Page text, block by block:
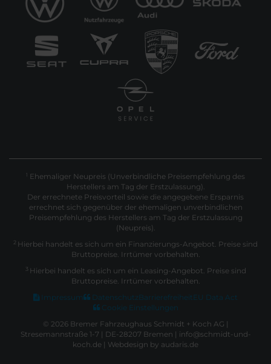
1 Ehemaliger Neupreis (Unverbindliche Preisempfehlung des
Herstellers am Tag der Erstzulassung).
Der errechnete Preisvorteil sowie die angegebene Ersparnis
errechnet sich gegenüber der ehemaligen unverbindlichen
Preisempfehlung des Herstellers am Tag der Erstzulassung
(Neupreis).
2 Hierbei handelt es sich um ein Finanzierungs-Angebot. Preise sind
Bruttopreise. Irrtümer vorbehalten.
3 Hierbei handelt es sich um ein Leasing-Angebot. Preise sind
Bruttopreise. Irrtümer vorbehalten.
Impressum
Datenschutz Barrierefreiheit EU Data Act
Cookie Einstellungen
© 2026 Bremer Fahrzeughaus Schmidt + Koch AG |
Stresemannstraße 1-7 | DE-28207 Bremen | info@schmidt-und-
koch.de | Webdesign by audaris.de